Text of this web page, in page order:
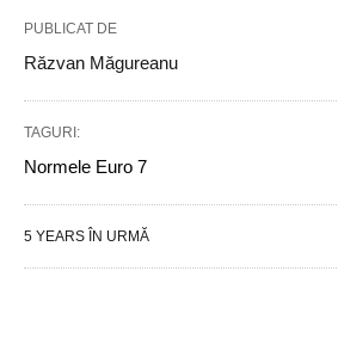
PUBLICAT DE
Răzvan Măgureanu
TAGURI:
Normele Euro 7
5 YEARS ÎN URMĂ